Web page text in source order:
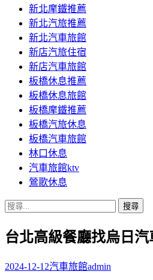
新北摩鐵推薦
新北汽旅推薦
新北汽車旅館
新店汽旅住宿
新店汽車旅館
板橋休息推薦
板橋休息旅館
板橋摩鐵推薦
板橋汽旅休息
板橋汽車旅館
林口休息
汽車旅館ktv
鶯歌休息
搜
關
字:
台北高級餐廳找烏日
2024-12-12汽車旅館admin